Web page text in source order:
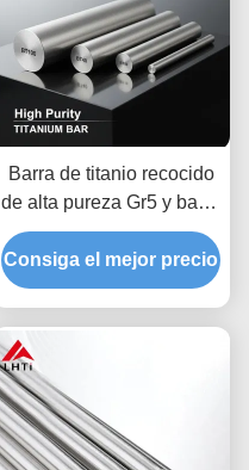
Barra de titanio recocido
de alta pureza Gr5 y barra
de aleación de titanio
para aplicaciones
industriales
Consiga el mejor precio